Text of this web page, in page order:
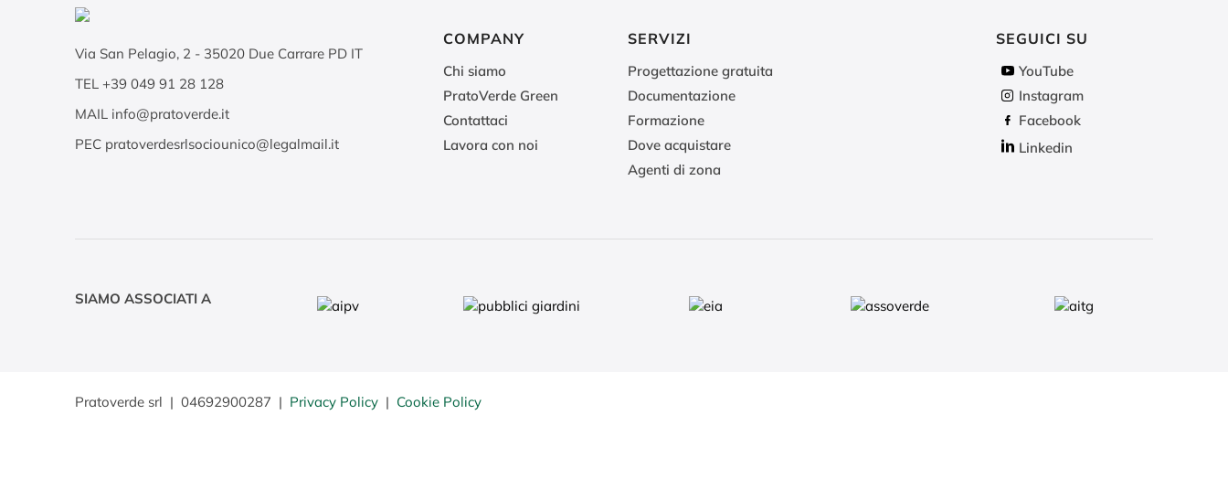
Via San Pelagio, 2 - 35020 Due Carrare PD IT
TEL+39 049 91 28 128
MAIL info@pratoverde.it
PEC pratoverdesrlsociounico@legalmail.it
COMPANY
Chi siamo
PratoVerde Green
Contattaci
Lavora con noi
SERVIZI
Progettazione gratuita
Documentazione
Formazione
Dove acquistare
Agenti di zona
SEGUICI SU
YouTube
Instagram
Facebook
Linkedin
SIAMO ASSOCIATI A
Pratoverde srl | 04692900287 | Privacy Policy | Cookie Policy